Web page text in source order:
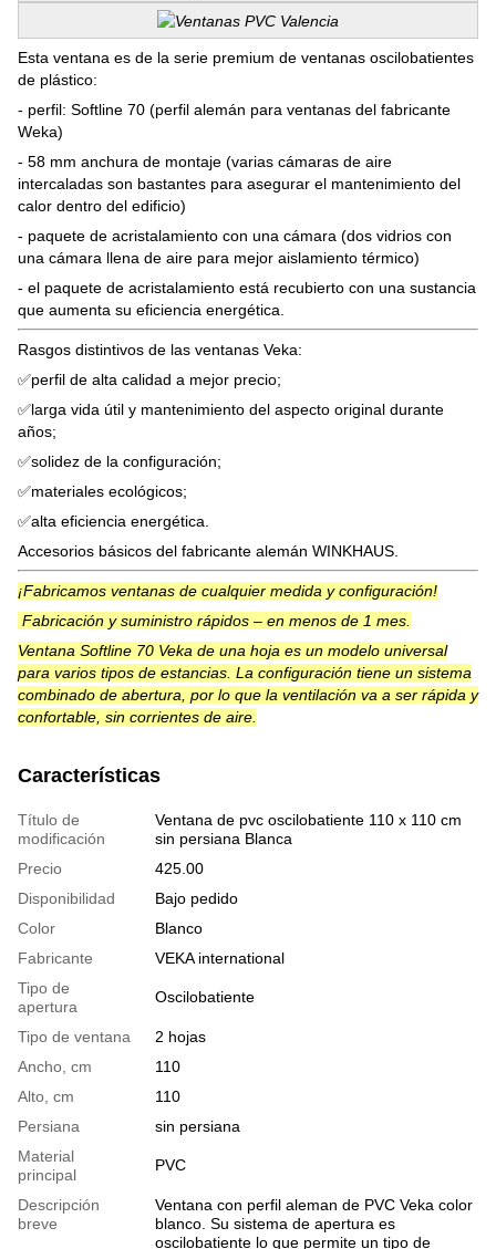
Esta ventana es de la serie premium de ventanas oscilobatientes
de plástico:
- perfil: Softline 70 (perfil alemán para ventanas del fabricante
Weka)
- 58 mm anchura de montaje (varias cámaras de aire
intercaladas son bastantes para asegurar el mantenimiento del
calor dentro del edificio)
- paquete de acristalamiento con una cámara (dos vidrios con
una cámara llena de aire para mejor aislamiento térmico)
- el paquete de acristalamiento está recubierto con una sustancia
que aumenta su eficiencia energética.
Rasgos distintivos de las ventanas Veka:
✅perfil de alta calidad a mejor precio;
✅larga vida útil y mantenimiento del aspecto original durante
años;
✅solidez de la configuración;
✅materiales ecológicos;
✅alta eficiencia energética.
Accesorios básicos del fabricante alemán WINKHAUS.
¡Fabricamos ventanas de cualquier medida y configuración!
Fabricación y suministro rápidos – en menos de 1 mes.
Ventana Softline 70 Veka de una hoja es un modelo universal
para varios tipos de estancias. La configuración tiene un sistema
combinado de abertura, por lo que la ventilación va a ser rápida y
confortable, sin corrientes de aire.
Características
Título de
modificación
Ventana de pvc oscilobatiente 110 x 110 cm
sin persiana Blanca
Precio
425.00
Disponibilidad
Bajo pedido
Color
Blanco
Fabricante
VEKA international
Tipo de
apertura
Oscilobatiente
Tipo de ventana
2 hojas
Ancho, cm
110
Alto, cm
110
Persiana
sin persiana
Material
principal
PVC
Descripción
breve
Ventana con perfil aleman de PVC Veka color
blanco. Su sistema de apertura es
oscilobatiente lo que permite un tipo de